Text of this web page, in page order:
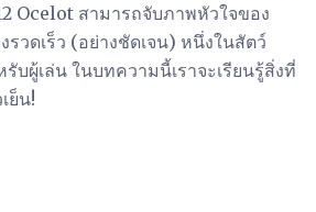
Ocelot สามารถจับภาพหัวใจของ
วดเร็ว (อย่างชัดเจน) หนึ่งในสัตว์
บผู้เล่น ในบทความนี้เราจะเรียนรู้สิ่งที่
ย็น!